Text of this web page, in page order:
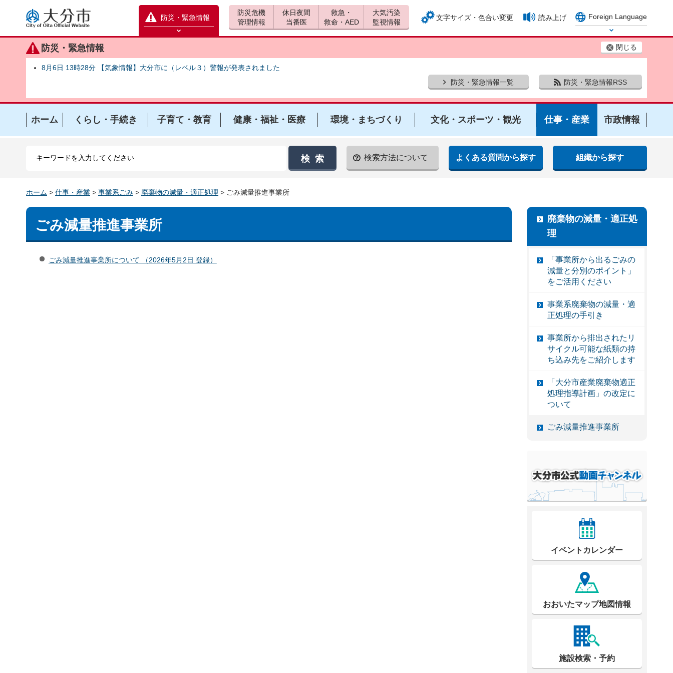
大分市
防災・緊急情報
防災緊急情報を開く
防災・緊急情報 閉じる
8月6日 13時28分 【気象情報】大分市に（レベル３）警報が発表されました
防災・緊急情報一覧
防災・緊急情報RSS
防災危機
管理情報
休日夜間
当番医
救急・
救命・AED
大気汚染
監視情報
文字サイズ・色合い変更 読み上げ
Foreign Language
Select Language
ホーム くらし・手続き 子育て・教育 健康・福祉・医療 環境・まちづくり 文化・スポーツ・観光 仕事・産業 市政情報
検索方法について よくある質問から探す 組織から探す
ホーム > 仕事・産業 > 事業系ごみ > 廃棄物の減量・適正処理 > ごみ減量推進事業所
ごみ減量推進事業所
ごみ減量推進事業所について （2026年5月2日 登録）
廃棄物の減量・適正処
理
「事業所から出るごみの
減量と分別のポイント」
をご活用ください
事業系廃棄物の減量・適
正処理の手引き
事業所から排出されたリ
サイクル可能な紙類の持
ち込み先をご紹介します
「大分市産業廃棄物適正
処理指導計画」の改定に
ついて
ごみ減量推進事業所
イベントカレンダー
おおいたマップ地図情報
施設検索・予約